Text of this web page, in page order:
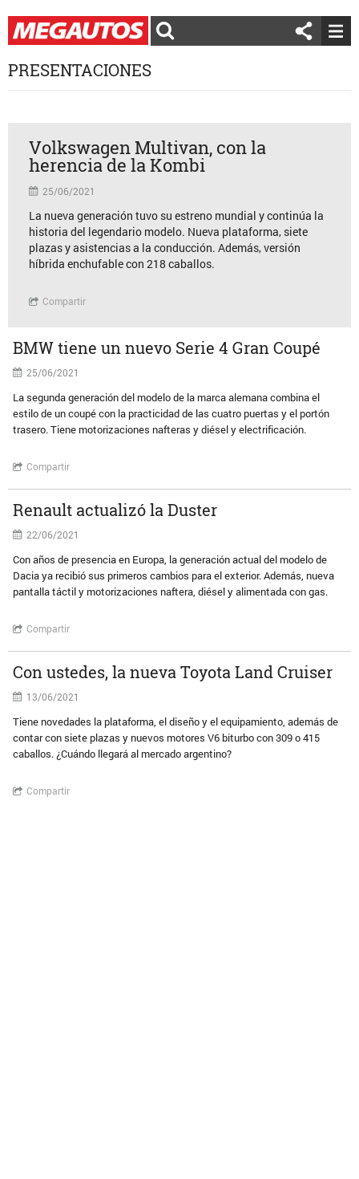
PRESENTACIONES
Volkswagen Multivan, con la
herencia de la Kombi
25/06/2021
La nueva generación tuvo su estreno mundial y continúa la
historia del legendario modelo. Nueva plataforma, siete
plazas y asistencias a la conducción. Además, versión
híbrida enchufable con 218 caballos.
Compartir
BMW tiene un nuevo Serie 4 Gran Coupé
25/06/2021
La segunda generación del modelo de la marca alemana combina el
estilo de un coupé con la practicidad de las cuatro puertas y el portón
trasero. Tiene motorizaciones nafteras y diésel y electrificación.
Compartir
Renault actualizó la Duster
22/06/2021
Con años de presencia en Europa, la generación actual del modelo de
Dacia ya recibió sus primeros cambios para el exterior. Además, nueva
pantalla táctil y motorizaciones naftera, diésel y alimentada con gas.
Compartir
Con ustedes, la nueva Toyota Land Cruiser
13/06/2021
Tiene novedades la plataforma, el diseño y el equipamiento, además de
contar con siete plazas y nuevos motores V6 biturbo con 309 o 415
caballos. ¿Cuándo llegará al mercado argentino?
Compartir